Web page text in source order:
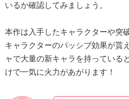
いるか確認してみましょう。
本作は入手したキャラクターや突
キャラクターのパッシブ効果が貰
ャで大量の新キャラを持っている
けで一気に火力があがります！